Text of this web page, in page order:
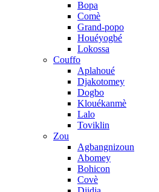
Bopa
Comè
Grand-popo
Houéyogbé
Lokossa
Couffo
Aplahoué
Djakotomey
Dogbo
Klouékanmè
Lalo
Toviklin
Zou
Agbangnizoun
Abomey
Bohicon
Covè